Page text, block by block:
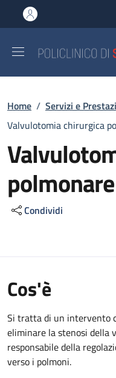
al contenuto principale
to footer content
Briciole di
Home / Servizi e
Valvulotomia chirurgica
polmonare
Condividi
Cos'è
Si tratta di un intervento
eliminare la stenosi della
responsabile della
verso i polmoni.